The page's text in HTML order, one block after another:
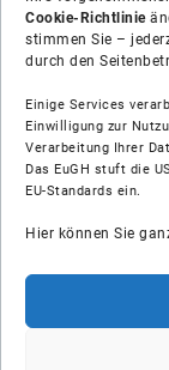
Cookie-Richtlinie
stimmen Sie –
durch den
Einige Services
Einwilligung zur
Verarbeitung Ihrer
Das EuGH stuft die
EU-Standards ein.
Hier können Sie
Über uns
Soziale Medien